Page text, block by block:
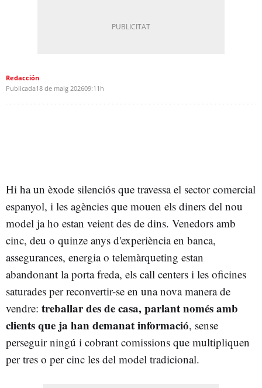
Redacción
Publicada18 de maig 202609:11h
Hi ha un èxode silenciós que travessa el sector comercial
espanyol, i les agències que mouen els diners del nou
model ja ho estan veient des de dins. Venedors amb
cinc, deu o quinze anys d'experiència en banca,
assegurances, energia o telemàrqueting estan
abandonant la porta freda, els call centers i les oficines
saturades per reconvertir-se en una nova manera de
vendre: treballar des de casa, parlant només amb
clients que ja han demanat informació, sense
perseguir ningú i cobrant comissions que multipliquen
per tres o per cinc les del model tradicional.